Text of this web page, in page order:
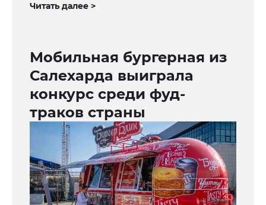
Читать далее >
Мобильная бургерная из
Салехарда выиграла
конкурс среди фуд-
траков страны